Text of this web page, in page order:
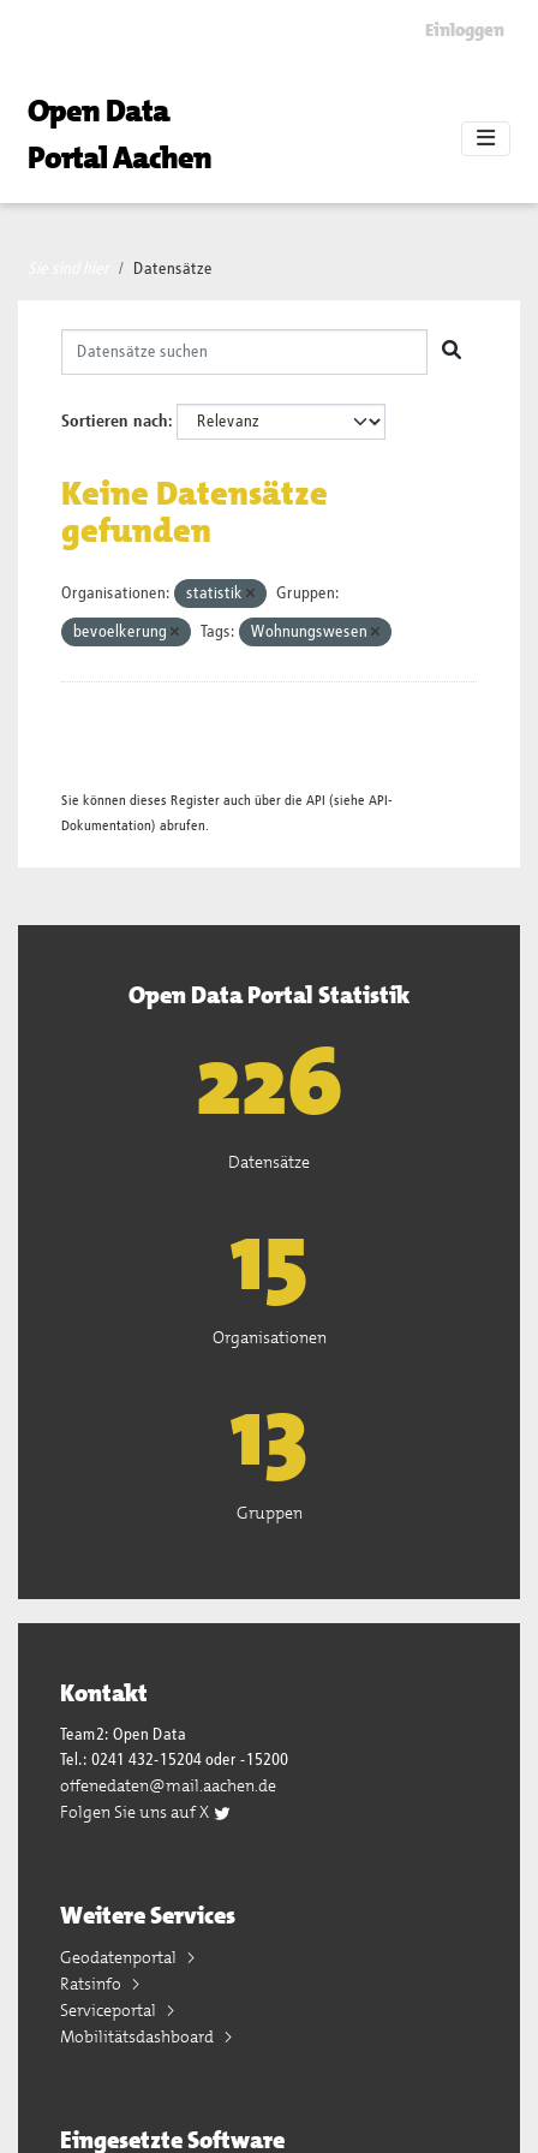
Einloggen
Open Data
Portal Aachen
Datensätze
Sortieren nach
Keine Datensätze
gefunden
Organisationen: statistik Gruppen:
bevoelkerung Tags: Wohnungswesen
Sie können dieses Register auch über die API (siehe API-
Dokumentation) abrufen.
Open Data Portal Statistik
227
Datensätze
15
Organisationen
13
Gruppen
Kontakt
Team2: Open Data
Tel.: 0241 432-15204 oder -15200
offenedaten@mail.aachen.de
Folgen Sie uns auf X
Weitere Services
Geodatenportal
Ratsinfo
Serviceportal
Mobilitätsdashboard
Eingesetzte Software